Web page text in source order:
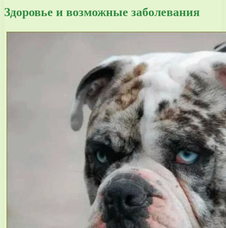
Здоровье и возможные заболевания